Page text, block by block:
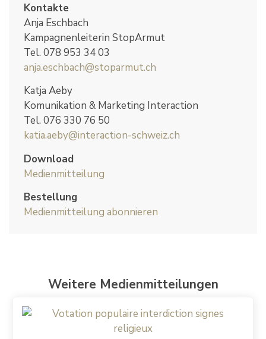
Kontakte
Anja Eschbach
Kampagnenleiterin StopArmut
Tel. 078 953 34 03
anja.eschbach@stoparmut.ch
Katja Aeby
Komunikation & Marketing Interaction
Tel. 076 330 76 50
katia.aeby@interaction-schweiz.ch
Download
Medienmitteilung
Bestellung
Medienmitteilung abonnieren
Weitere Medienmitteilungen